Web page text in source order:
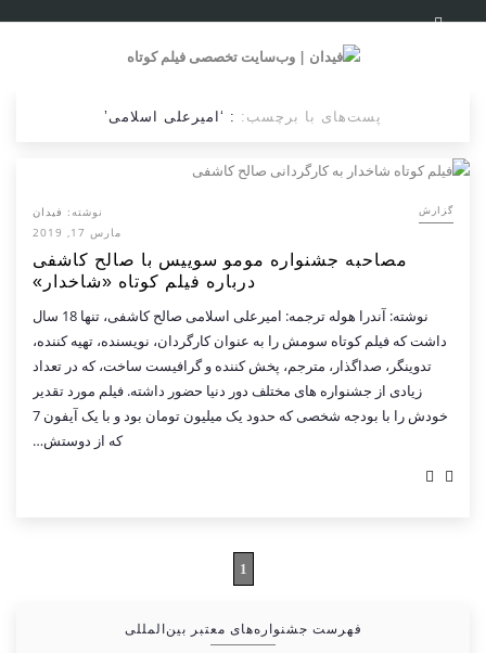
پست‌های با برچسب: : ‘امیرعلی اسلامی’
گزارش نوشته: فیدان
مارس 17, 2019
مصاحبه جشنواره مومو سوییس با صالح کاشفی
درباره فیلم کوتاه «شاخدار»
نوشته: آندرا هوله ترجمه: امیرعلی اسلامی صالح کاشفی، تنها 18 سال
داشت که فیلم کوتاه سومش را به عنوان کارگردان، نویسنده، تهیه کننده،
تدوینگر، صداگذار، مترجم، پخش کننده و گرافیست ساخت، که در تعداد
زیادی از جشنواره های مختلف دور دنیا حضور داشته. فیلم مورد تقدیر
خودش را با بودجه شخصی که حدود یک میلیون تومان بود و با یک آیفون 7
که از دوستش…
1
فهرست جشنواره‌های معتبر بین‌المللی